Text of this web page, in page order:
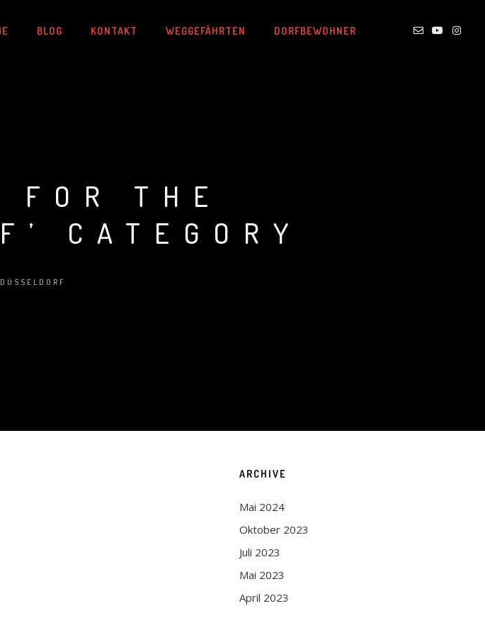
BLOG KONTAKT WEGGEFÄHRTEN DORFBEWOHNER
FOR THE
CATEGORY
DÜSSELDORF
ARCHIVE
Mai 2024
Oktober 2023
Juli 2023
Mai 2023
April 2023